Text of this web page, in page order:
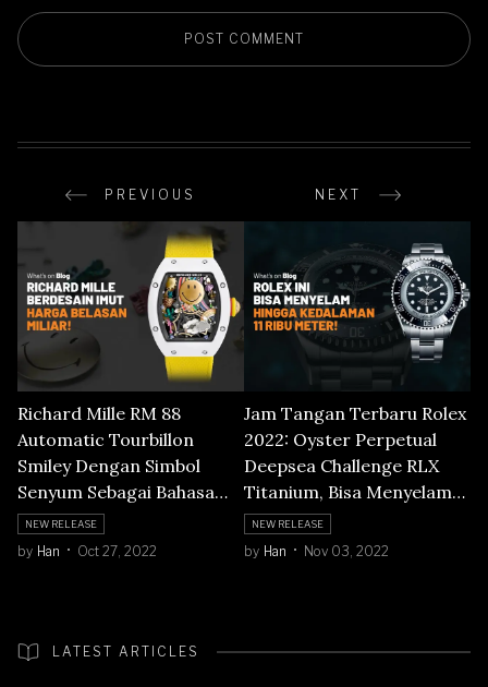
PREVIOUS NEXT
Richard Mille RM 88
Automatic Tourbillon
Smiley Dengan Simbol
Senyum Sebagai Bahasa
Universal
NEW RELEASE
by Han Oct 27, 2022
Jam Tangan Terbaru Rolex
2022: Oyster Perpetual
Deepsea Challenge RLX
Titanium, Bisa Menyelam
Hingga 11.000 Meter
NEW RELEASE
by Han Nov 03, 2022
LATEST ARTICLES